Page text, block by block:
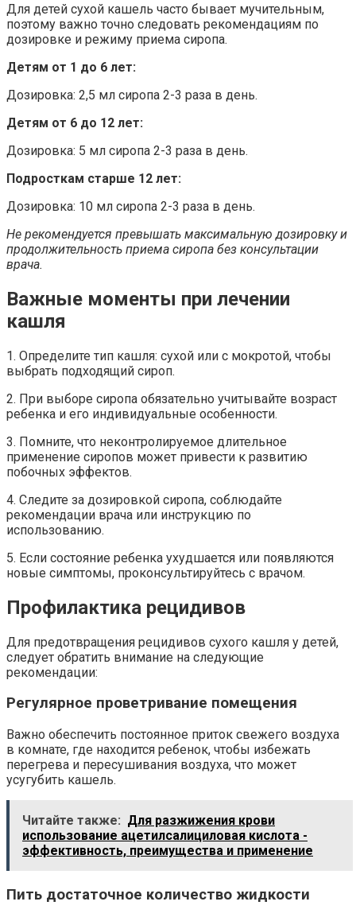
Для детей сухой кашель часто бывает мучительным,
поэтому важно точно следовать рекомендациям по
дозировке и режиму приема сиропа.
Детям от 1 до 6 лет:
Дозировка: 2,5 мл сиропа 2-3 раза в день.
Детям от 6 до 12 лет:
Дозировка: 5 мл сиропа 2-3 раза в день.
Подросткам старше 12 лет:
Дозировка: 10 мл сиропа 2-3 раза в день.
Не рекомендуется превышать максимальную дозировку и
продолжительность приема сиропа без консультации
врача.
Важные моменты при лечении
кашля
1. Определите тип кашля: сухой или с мокротой, чтобы
выбрать подходящий сироп.
2. При выборе сиропа обязательно учитывайте возраст
ребенка и его индивидуальные особенности.
3. Помните, что неконтролируемое длительное
применение сиропов может привести к развитию
побочных эффектов.
4. Следите за дозировкой сиропа, соблюдайте
рекомендации врача или инструкцию по
использованию.
5. Если состояние ребенка ухудшается или появляются
новые симптомы, проконсультируйтесь с врачом.
Профилактика рецидивов
Для предотвращения рецидивов сухого кашля у детей,
следует обратить внимание на следующие
рекомендации:
Регулярное проветривание помещения
Важно обеспечить постоянное приток свежего воздуха
в комнате, где находится ребенок, чтобы избежать
перегрева и пересушивания воздуха, что может
усугубить кашель.
Читайте также: Для разжижения крови
использование ацетилсалициловая кислота -
эффективность, преимущества и применение
Пить достаточное количество жидкости